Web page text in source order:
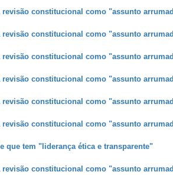
revisão constitucional como "assunto
revisão constitucional como "assunto
revisão constitucional como "assunto
revisão constitucional como "assunto
revisão constitucional como "assunto
revisão constitucional como "assunto
que tem "liderança ética e transparente"
revisão constitucional como "assunto